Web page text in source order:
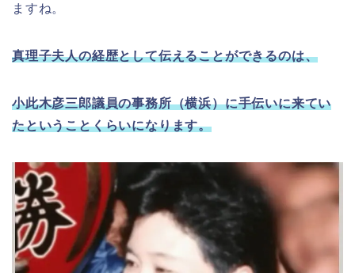
ますね。
真理子夫人の経歴として伝えることができるのは、
小此木彦三郎議員の事務所（横浜）に手伝いに来てい
たということくらいになります。